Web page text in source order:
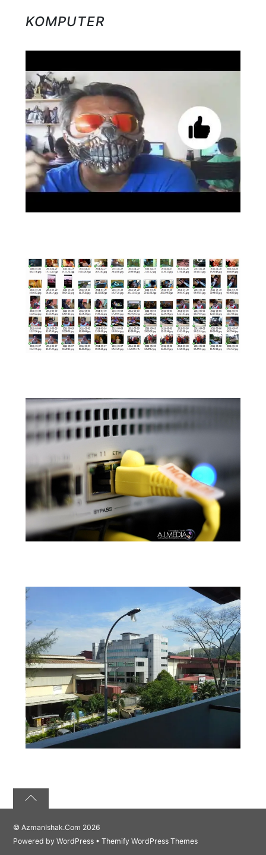
KOMPUTER
©AzmanIshak.Com 2026
Powered byWordPress •Themify WordPress Themes